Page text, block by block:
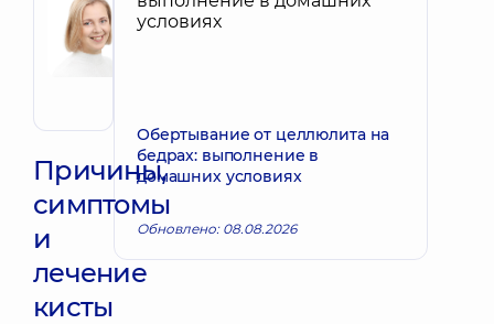
Ирина
Запись к врачу
Причины,
симптомы
и
лечение
кисты
Обертывание от целлюлита на
бедрах: выполнение в
домашних условиях
Обновлено: 08.08.2026